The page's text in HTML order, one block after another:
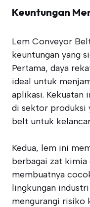
Keuntungan
Lem Conveyor
keuntungan yang
Pertama, daya
ideal untuk
aplikasi. Kekuatan
di sektor produksi
belt untuk
Kedua, lem ini
berbagai zat kimia
membuatnya
lingkungan
mengurangi risiko